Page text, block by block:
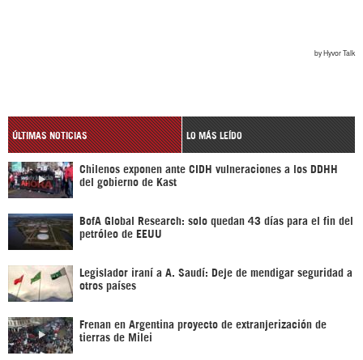
ÚLTIMAS NOTICIAS LO MÁS LEÍDO
Chilenos exponen ante CIDH vulneraciones a los DDHH
del gobierno de Kast
BofA Global Research: solo quedan 43 días para el fin del
petróleo de EEUU
Legislador iraní a A. Saudí: Deje de mendigar seguridad a
otros países
Frenan en Argentina proyecto de extranjerización de
tierras de Milei